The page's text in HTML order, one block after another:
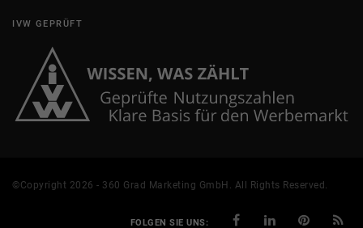
IVW GEPRÜFT
©Copyright 2026 - 360 Grad Marketing GmbH. All Rights Reserved.
FOLGEN SIE UNS: